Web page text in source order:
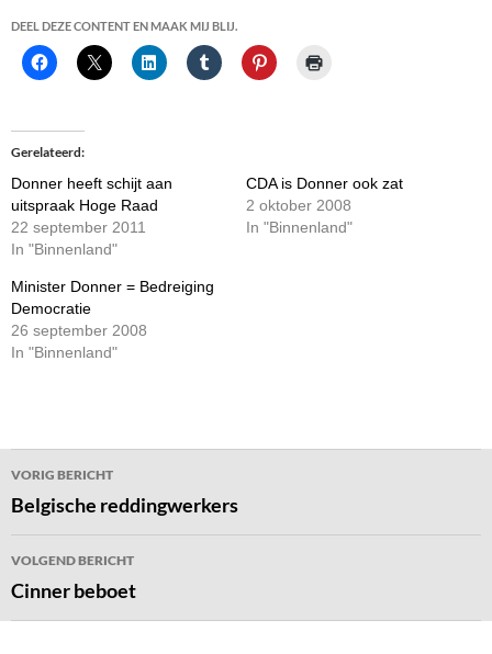
DEEL DEZE CONTENT EN MAAK MIJ BLIJ.
Gerelateerd
Donner heeft schijt aan
uitspraak Hoge Raad
22 september 2011
In "Binnenland"
CDA is Donner ook zat
2 oktober 2008
In "Binnenland"
Minister Donner = Bedreiging
Democratie
26 september 2008
In "Binnenland"
Bericht
navigatie
VORIG BERICHT
Belgische reddingwerkers
VOLGEND BERICHT
Cinner beboet